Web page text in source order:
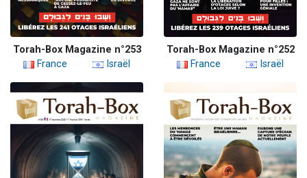
Torah-Box Magazine n°253
France
Israël
Torah-Box Magazine n°252
France
Israël